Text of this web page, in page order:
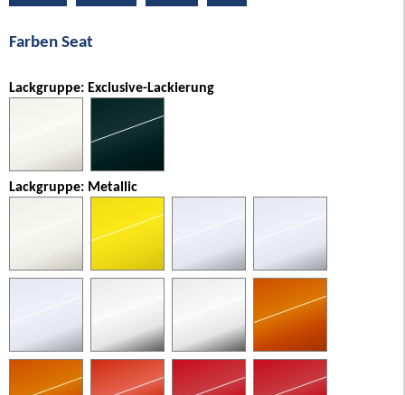
Farben Seat
Lackgruppe: Exclusive-Lackierung
Lackgruppe: Metallic